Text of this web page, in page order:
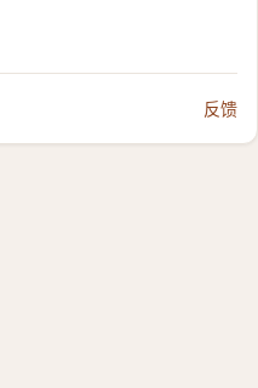
反馈